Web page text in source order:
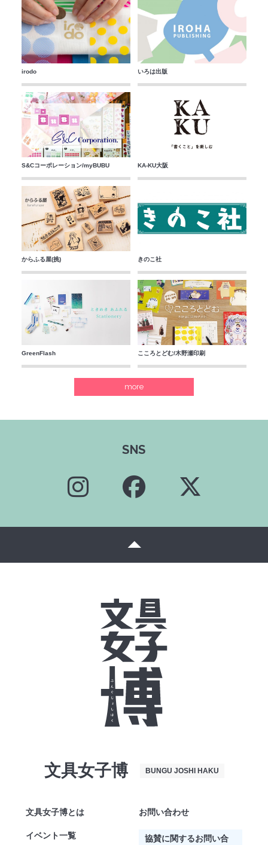
irodo いろは出版
S&Cコーポレーション/myBUBU KA-KU大阪
からふる屋(挑) きのこ社
GreenFlash こころとどむ/木野瀬印刷
more
SNS
文具女子博 BUNGU JOSHI HAKU
文具女子博とは
イベント一覧
お問い合わせ
協賛に関するお問い合